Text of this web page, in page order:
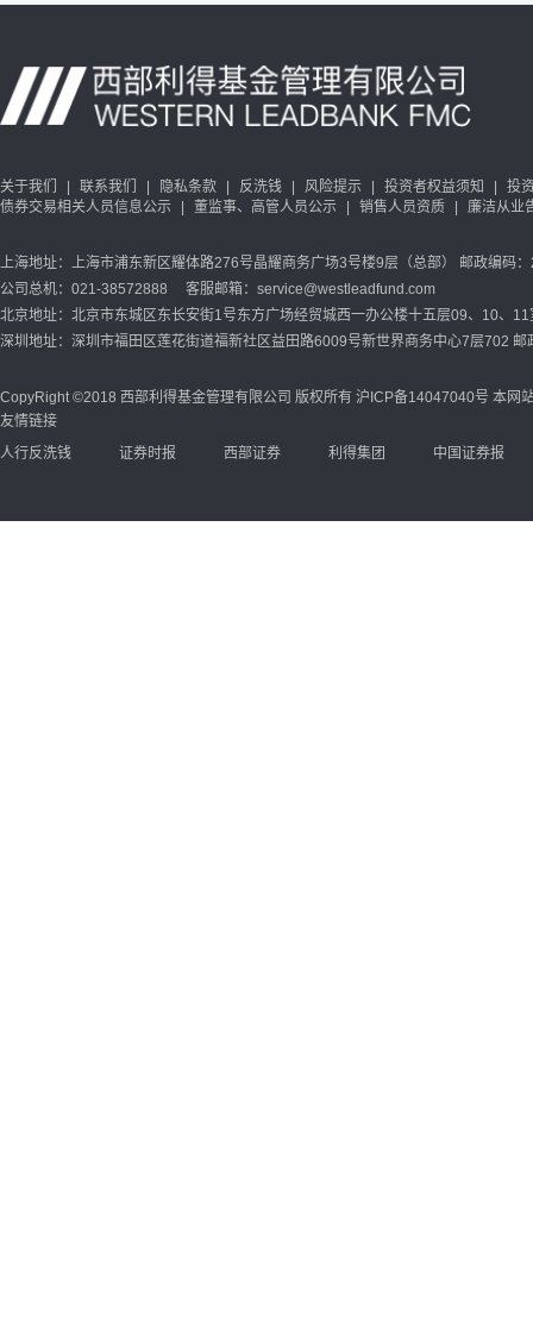
关于我们 联系我们 隐私条款 反洗钱 风险提示 投资者权益须知
投
债券交易相关人员信息公示
董监事、高管人员公示 销售人员资质 廉洁从业
上海地址：上海市浦东新区耀体路276号晶耀商务广场3号楼9层（总部） 邮政编码
公司总机：021-38572888 客服邮箱：service@westleadfund.com
北京地址：北京市东城区东长安街1号东方广场经贸城西一办公楼十五层09、10、
深圳地址：深圳市福田区莲花街道福新社区益田路6009号新世界商务中心7层702
CopyRight ©2018 西部利得基金管理有限公司 版权所有 沪ICP备14047040号 本网
友情链接
人行反洗钱
证券时报 西部证券 利得集团 中国证券报